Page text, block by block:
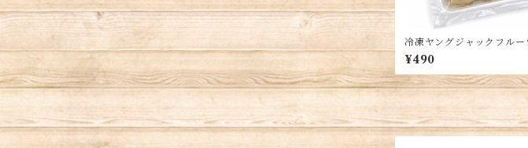
冷凍ヤングジャックフルー
トナム産、カット済み、真
ック、料理用、約500g、
g Jackfruit, Mit Non
¥490